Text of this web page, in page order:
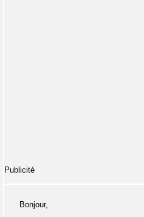
Publicité
Bonjour,